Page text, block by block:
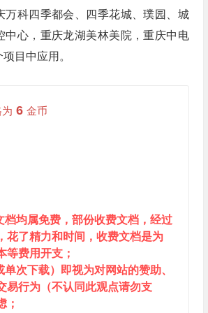
万科四季都会、四季花城、璞园、城
中心，重庆龙湖美林美院，重庆中电
目中应用。
6 金币
档均属免费，部份收费文档，经过
花了精力和时间，收费文档是为
等费用开支；
次下载）即视为对网站的赞助、
易行为（不认同此观点请勿支
；